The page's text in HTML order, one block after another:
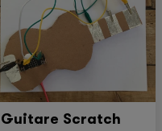
Guitare Scratch